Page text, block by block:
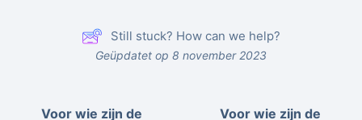
Still stuck? How can we help?
Geüpdatet op 8 november 2023
Voor wie zijn de
Voor wie zijn de